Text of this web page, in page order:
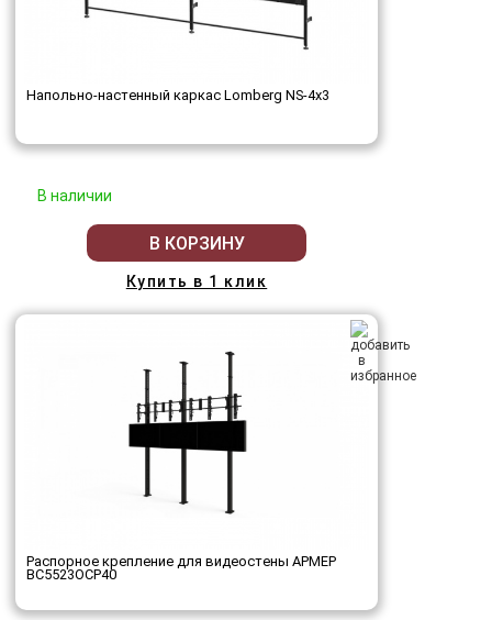
Напольно-настенный каркас Lomberg NS-4х3
В наличии
В КОРЗИНУ
Купить в 1 клик
Распорное крепление для видеостены АРМЕР
ВС5523ОСР40